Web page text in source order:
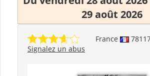
29 août 2026
France
Signalez un abus